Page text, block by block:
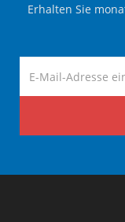
Erhalten Sie